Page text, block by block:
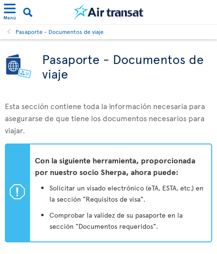
Menú
Pasaporte - Documentos de viaje
Pasaporte - Documentos de
viaje
Esta sección contiene toda la información necesaria para
asegurarse de que tiene los documentos necesarios para
viajar.
ü
Con la siguiente herramienta, proporcionada
por nuestro socio Sherpa, ahora puede:
Solicitar un visado electrónico (eTA, ESTA, etc.) en
la sección "Requisitos de visa".
Comprobar la validez de su pasaporte en la
sección "Documentos requeridos".